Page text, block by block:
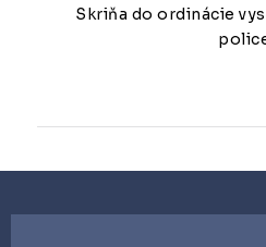
Skriňa do ordinácie